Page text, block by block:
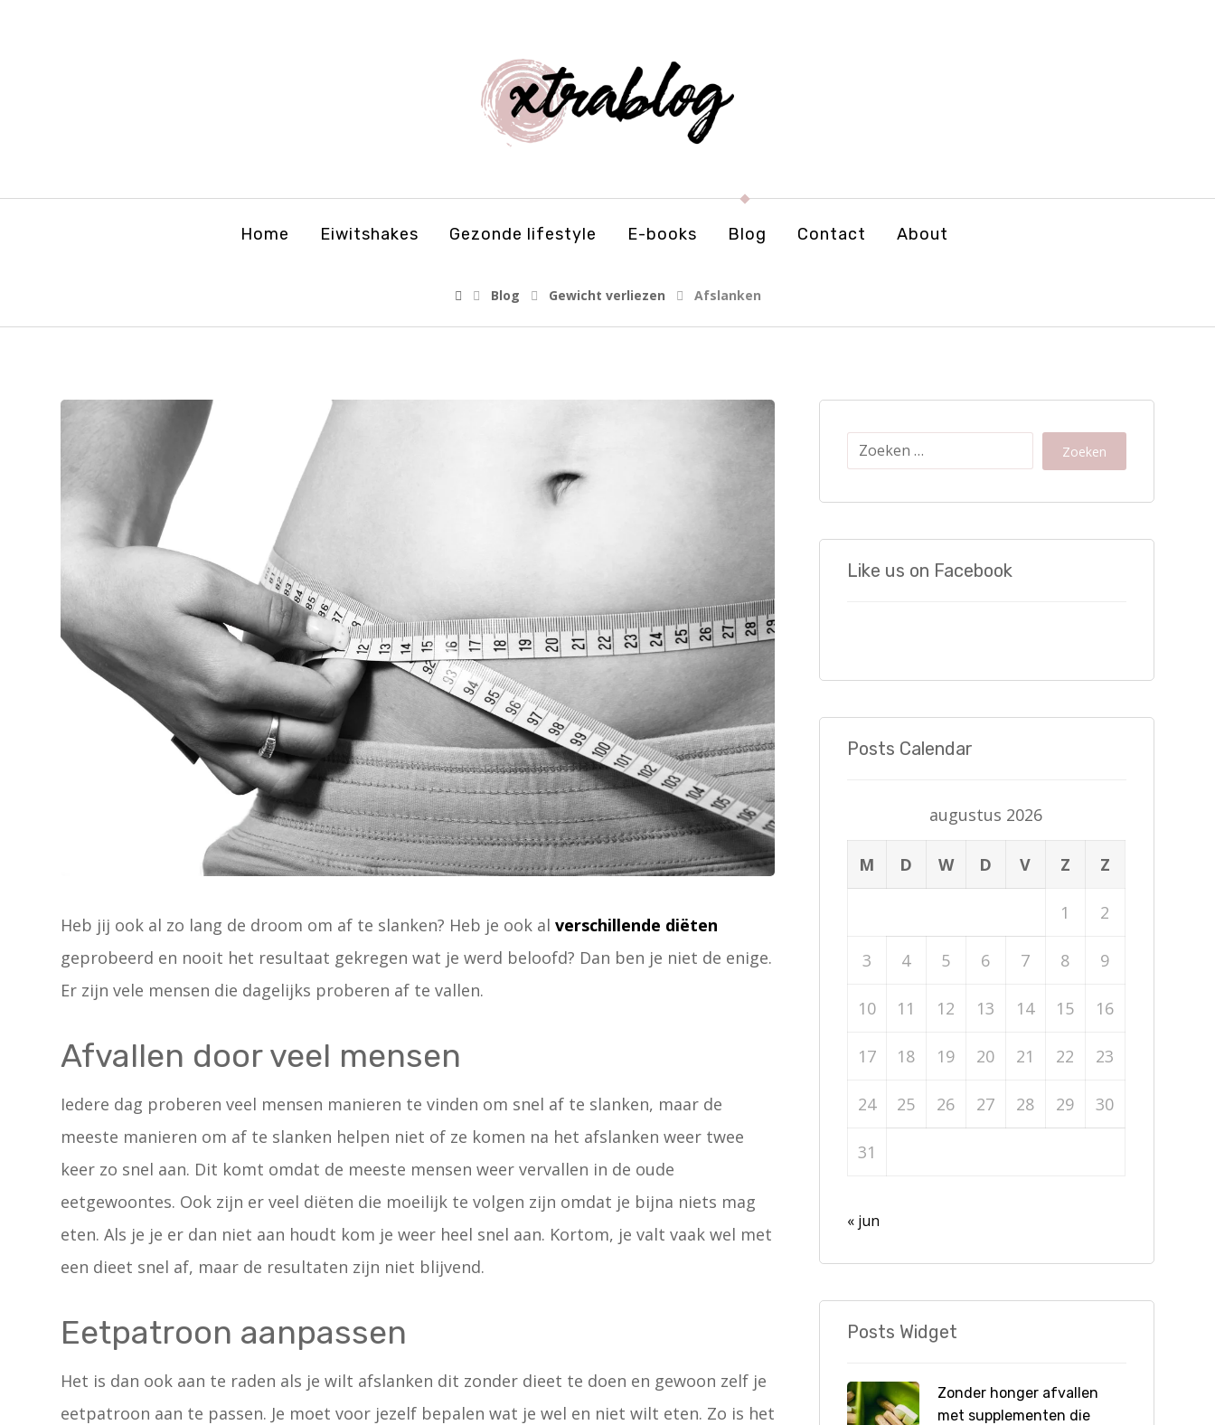
Home Eiwitshakes Gezonde lifestyle E-books Blog Contact About
Blog Gewicht verliezen Afslanken
Heb jij ook al zo lang de droom om af te slanken? Heb je ook alverschillende diëten
geprobeerd en nooit het resultaat gekregen wat je werd beloofd? Dan ben je niet de enige.
Er zijn vele mensen die dagelijks proberen af te vallen.
Afvallen door veel mensen
Iedere dag proberen veel mensen manieren te vinden om snel af te slanken, maar de
meeste manieren om af te slanken helpen niet of ze komen na het afslanken weer twee
keer zo snel aan. Dit komt omdat de meeste mensen weer vervallen in de oude
eetgewoontes. Ook zijn er veel diëten die moeilijk te volgen zijn omdat je bijna niets mag
eten. Als je je er dan niet aan houdt kom je weer heel snel aan. Kortom, je valt vaak wel met
een dieet snel af, maar de resultaten zijn niet blijvend.
Eetpatroon aanpassen
Het is dan ook aan te raden als je wilt afslanken dit zonder dieet te doen en gewoon zelf je
eetpatroon aan te passen. Je moet voor jezelf bepalen wat je wel en niet wilt eten. Zo is het
Zoeken
Like us on Facebook
Posts Calendar
augustus 2026
M D W D V Z Z
1 2
3 4 5 6 7 8 9
10 11 12 13 14 15 16
17 18 19 20 21 22 23
24 25 26 27 28 29 30
31
« jun
Posts Widget
Zonder honger afvallen
met supplementen die